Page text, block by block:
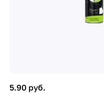
5.90 руб.